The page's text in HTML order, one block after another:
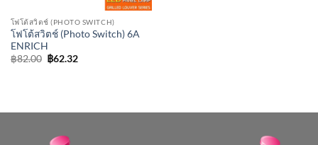
โฟโต้สวิตช์ (PHOTO SWITCH)
โฟโต้สวิตช์ (Photo Switch) 6A
ENRICH
฿82.00 Original
price
฿62.32Current